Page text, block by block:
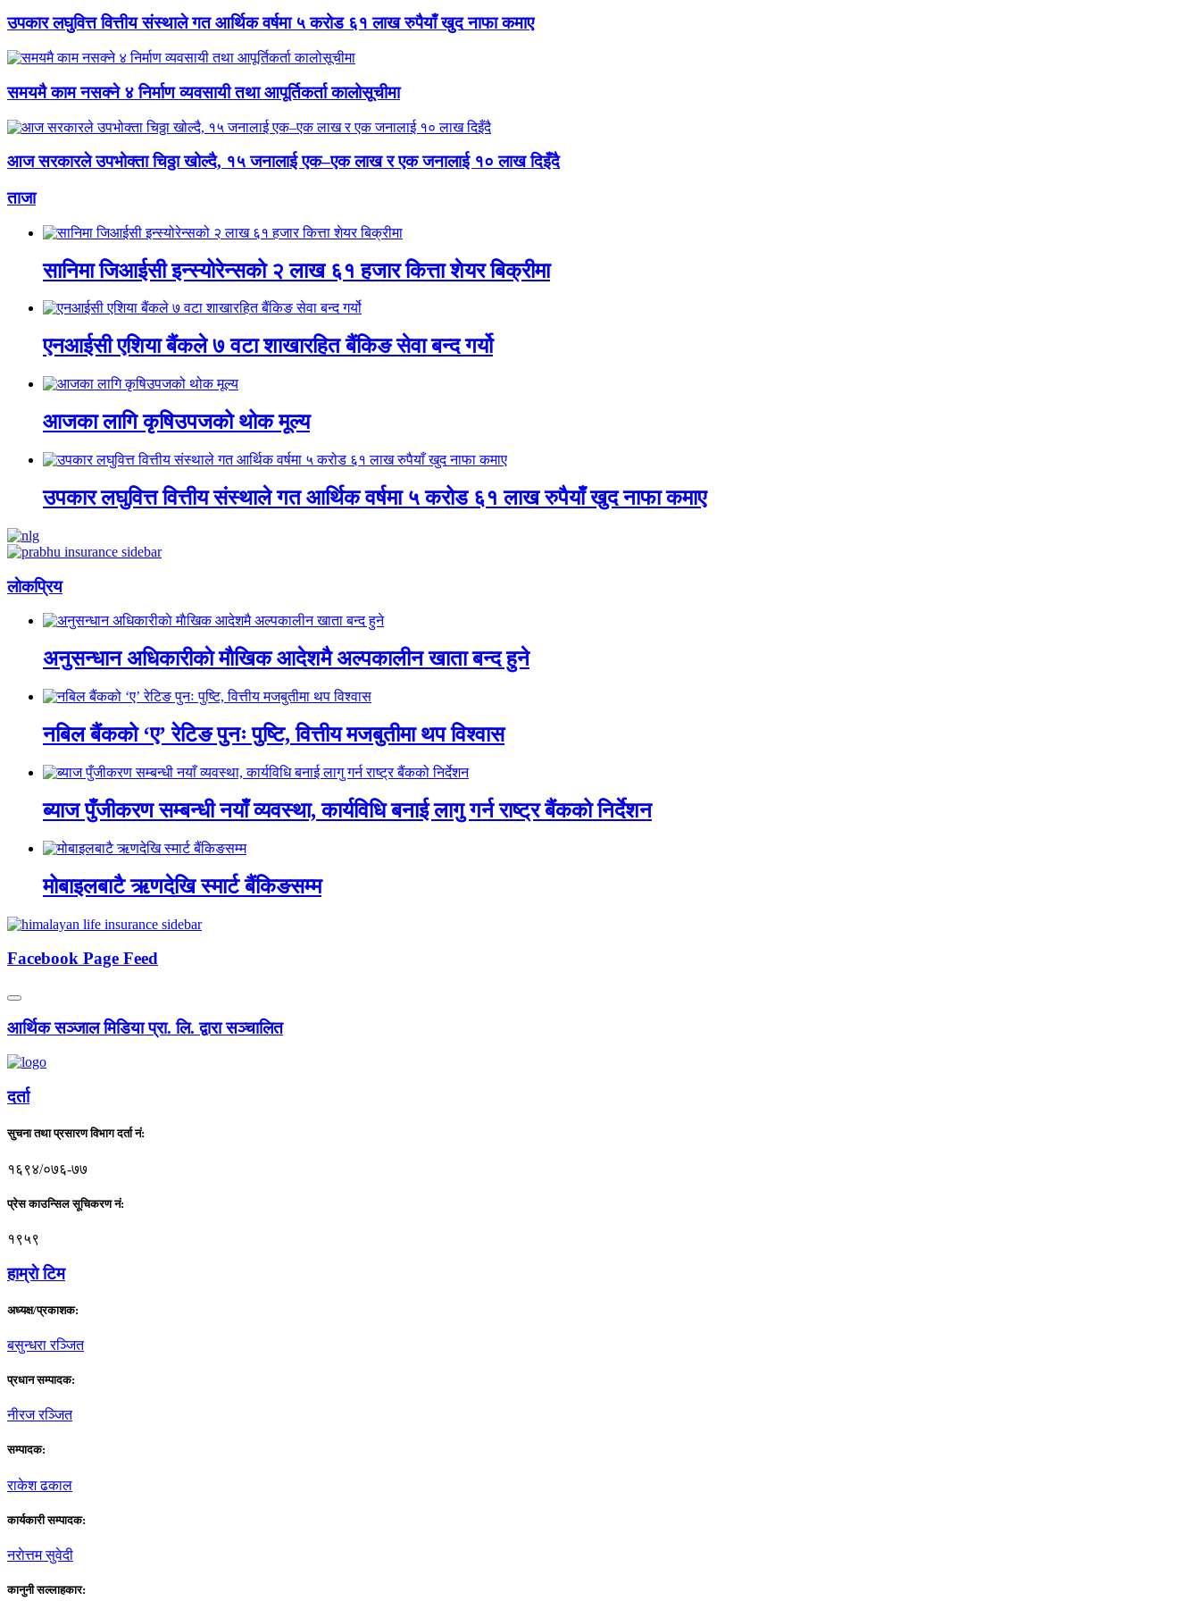
उपकार लघुवित्त वित्तीय संस्थाले गत आर्थिक वर्षमा ५ करोड ६१ लाख रुपैयाँ खुद नाफा कमाए
समयमै काम नसक्ने ४ निर्माण व्यवसायी तथा आपूर्तिकर्ता कालोसूचीमा
आज सरकारले उपभोक्ता चिठ्ठा खोल्दै, १५ जनालाई एक–एक लाख र एक जनालाई १० लाख दिइँदै
ताजा
सानिमा जिआईसी इन्स्योरेन्सको २ लाख ६१ हजार कित्ता शेयर बिक्रीमा
एनआईसी एशिया बैंकले ७ वटा शाखारहित बैंकिङ सेवा बन्द गर्यो
आजका लागि कृषिउपजको थोक मूल्य
उपकार लघुवित्त वित्तीय संस्थाले गत आर्थिक वर्षमा ५ करोड ६१ लाख रुपैयाँ खुद नाफा कमाए
लाेकप्रिय
अनुसन्धान अधिकारीकाे माैखिक आदेशमै अल्पकालीन खाता बन्द हुने
नबिल बैंकको ‘ए’ रेटिङ पुनः पुष्टि, वित्तीय मजबुतीमा थप विश्वास
ब्याज पुँजीकरण सम्बन्धी नयाँ व्यवस्था, कार्यविधि बनाई लागु गर्न राष्ट्र बैंकको निर्देशन
मोबाइलबाटै ऋणदेखि स्मार्ट बैंकिङसम्म
Facebook Page Feed
आर्थिक सञ्जाल मिडिया प्रा. लि. द्वारा सञ्चालित
दर्ता
सुचना तथा प्रसारण विभाग दर्ता नं:
१६९४/०७६-७७
प्रेस काउन्सिल सूचिकरण नं:
१९५९
हाम्राे टिम
अध्यक्ष/प्रकाशक:
बसुन्धरा रञ्जित
प्रधान सम्पादक:
नीरज रञ्जित
सम्पादक:
राकेश ढकाल
कार्यकारी सम्पादक:
नराेत्तम सुवेदी
कानुनी सल्लाहकार: